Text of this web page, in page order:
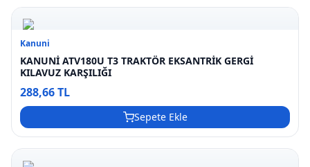
Kanuni
KANUNİ ATV180U T3 TRAKTÖR EKSANTRİK GERGİ
KILAVUZ KARŞILIĞI
288,66 TL
Sepete Ekle